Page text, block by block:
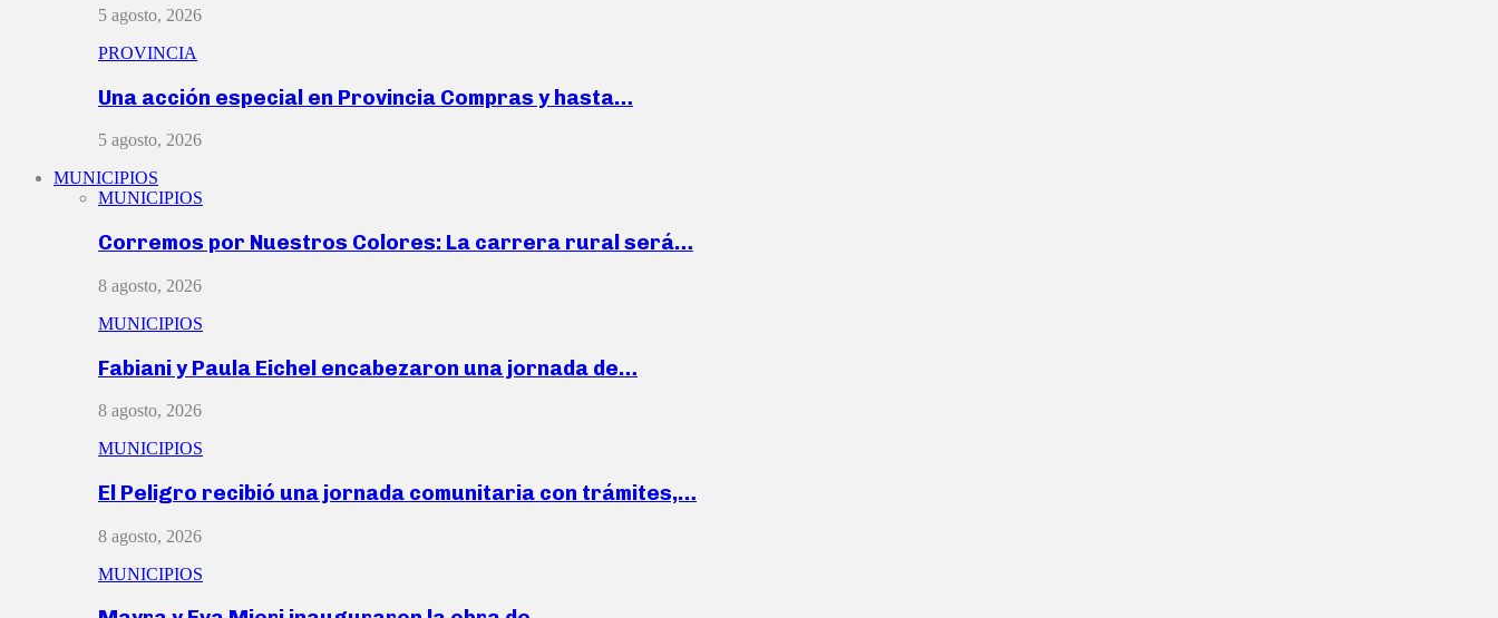
5 agosto, 2026
PROVINCIA
Una acción especial en Provincia Compras y hasta…
5 agosto, 2026
MUNICIPIOS
MUNICIPIOS
Corremos por Nuestros Colores: La carrera rural será…
8 agosto, 2026
MUNICIPIOS
Fabiani y Paula Eichel encabezaron una jornada de…
8 agosto, 2026
MUNICIPIOS
El Peligro recibió una jornada comunitaria con trámites,…
8 agosto, 2026
MUNICIPIOS